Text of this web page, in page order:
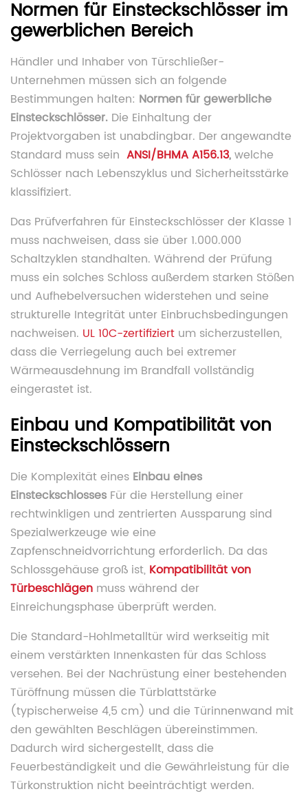
Normen für Einsteckschlösser im
gewerblichen Bereich
Händler und Inhaber von Türschließer-
Unternehmen müssen sich an folgende
Bestimmungen halten: Normen für gewerbliche
Einsteckschlösser. Die Einhaltung der
Projektvorgaben ist unabdingbar. Der angewandte
Standard muss sein ANSI/BHMA A156.13,welche
Schlösser nach Lebenszyklus und Sicherheitsstärke
klassifiziert.
Das Prüfverfahren für Einsteckschlösser der Klasse 1
muss nachweisen, dass sie über 1.000.000
Schaltzyklen standhalten. Während der Prüfung
muss ein solches Schloss außerdem starken Stößen
und Aufhebelversuchen widerstehen und seine
strukturelle Integrität unter Einbruchsbedingungen
nachweisen. UL 10C-zertifiziert um sicherzustellen,
dass die Verriegelung auch bei extremer
Wärmeausdehnung im Brandfall vollständig
eingerastet ist.
Einbau und Kompatibilität von
Einsteckschlössern
Die Komplexität eines Einbau eines
Einsteckschlosses Für die Herstellung einer
rechtwinkligen und zentrierten Aussparung sind
Spezialwerkzeuge wie eine
Zapfenschneidvorrichtung erforderlich. Da das
Schlossgehäuse groß ist, Kompatibilität von
Türbeschlägen muss während der
Einreichungsphase überprüft werden.
Die Standard-Hohlmetalltür wird werkseitig mit
einem verstärkten Innenkasten für das Schloss
versehen. Bei der Nachrüstung einer bestehenden
Türöffnung müssen die Türblattstärke
(typischerweise 4,5 cm) und die Türinnenwand mit
den gewählten Beschlägen übereinstimmen.
Dadurch wird sichergestellt, dass die
Feuerbeständigkeit und die Gewährleistung für die
Türkonstruktion nicht beeinträchtigt werden.